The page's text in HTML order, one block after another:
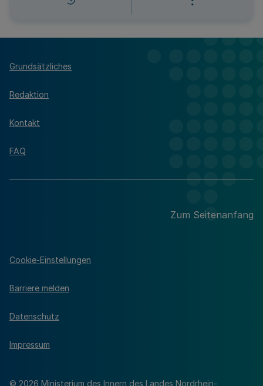
Grundsätzliches
Redaktion
Kontakt
FAQ
Zum Seitenanfang
© 2026 Ministerium des Innern des Landes Nordrhein-
Cookie-Einstellungen
Barriere melden
Datenschutz
Impressum